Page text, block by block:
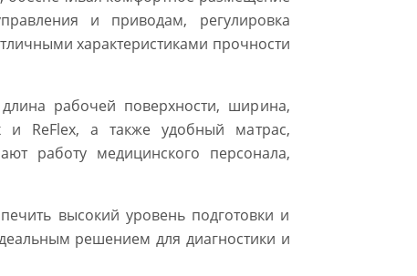
и приводам, регулировка
характеристиками прочности
рабочей поверхности, ширина,
и ReFlex, а также удобный матрас,
работу медицинского персонала,
высокий уровень подготовки и
решением для диагностики и